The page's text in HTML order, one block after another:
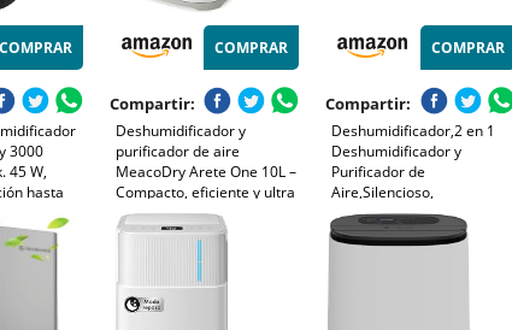
COMPRAR
3000
45 W,
hasta
de
de
1L, 3
COMPRAR
Compartir:
Deshumidificador y
purificador de aire
MeacoDry Arete One 10L –
Compacto, eficiente y ultra
silencioso 40dB, con filtro
HEPA para reducir
calidad del aire
COMPRAR
Compartir:
Deshumidificador,2 en 1
Deshumidificador y
Purificador de
Aire,Silencioso,
Temporizador, Spagado
Automático, Pantalla Digital,
Control Remoto,para